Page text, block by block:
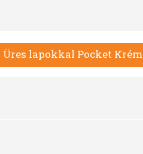
lapokkal Pocket Krém